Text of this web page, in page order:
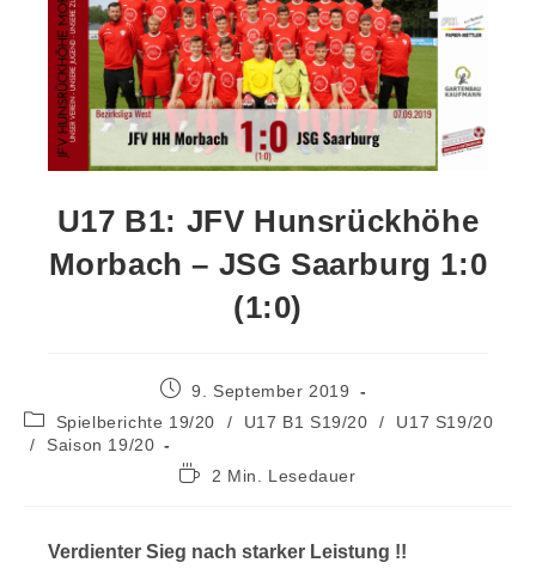
U17 B1: JFV Hunsrückhöhe
Morbach – JSG Saarburg 1:0
(1:0)
9. September 2019
Spielberichte 19/20
/ U17 B1 S19/20 /
U17 S19/20
/
Saison 19/20
2 Min. Lesedauer
Verdienter Sieg nach starker Leistung !!